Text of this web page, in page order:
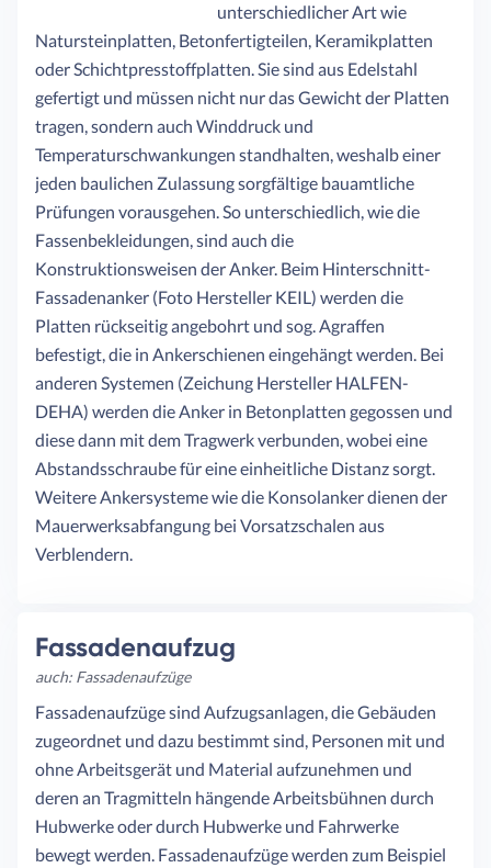
unterschiedlicher Art wie
Natursteinplatten, Betonfertigteilen, Keramikplatten
oder Schichtpresstoffplatten. Sie sind aus Edelstahl
gefertigt und müssen nicht nur das Gewicht der Platten
tragen, sondern auch Winddruck und
Temperaturschwankungen standhalten, weshalb einer
jeden baulichen Zulassung sorgfältige bauamtliche
Prüfungen vorausgehen. So unterschiedlich, wie die
Fassenbekleidungen, sind auch die
Konstruktionsweisen der Anker. Beim Hinterschnitt-
Fassadenanker (Foto Hersteller KEIL) werden die
Platten rückseitig angebohrt und sog. Agraffen
befestigt, die in Ankerschienen eingehängt werden. Bei
anderen Systemen (Zeichung Hersteller HALFEN-
DEHA) werden die Anker in Betonplatten gegossen und
diese dann mit dem Tragwerk verbunden, wobei eine
Abstandsschraube für eine einheitliche Distanz sorgt.
Weitere Ankersysteme wie die Konsolanker dienen der
Mauerwerksabfangung bei Vorsatzschalen aus
Verblendern.
Fassadenaufzug
auch: Fassadenaufzüge
Fassadenaufzüge sind Aufzugsanlagen, die Gebäuden
zugeordnet und dazu bestimmt sind, Personen mit und
ohne Arbeitsgerät und Material aufzunehmen und
deren an Tragmitteln hängende Arbeitsbühnen durch
Hubwerke oder durch Hubwerke und Fahrwerke
bewegt werden. Fassadenaufzüge werden zum Beispiel